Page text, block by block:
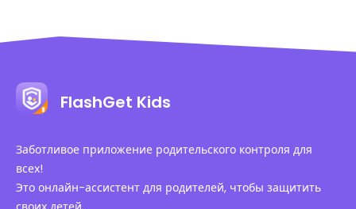
FlashGet Kids
Заботливое приложение родительского контроля для
всех!
Это онлайн-ассистент для родителей, чтобы защитить